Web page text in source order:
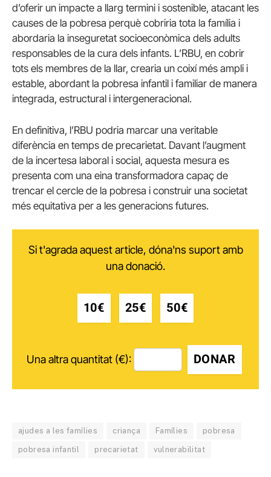
d’oferir un impacte a llarg termini i sostenible, atacant les
causes de la pobresa perquè cobriria tota la família i
abordaria la inseguretat socioeconòmica dels adults
responsables de la cura dels infants. L’RBU, en cobrir
tots els membres de la llar, crearia un coixí més ampli i
estable, abordant la pobresa infantil i familiar de manera
integrada, estructural i intergeneracional.
En definitiva, l’RBU podria marcar una veritable
diferència en temps de precarietat. Davant l’augment
de la incertesa laboral i social, aquesta mesura es
presenta com una eina transformadora capaç de
trencar el cercle de la pobresa i construir una societat
més equitativa per a les generacions futures.
Si t'agrada aquest article, dóna'ns suport amb
una donació.
10€ 25€ 50€
Una altra quantitat (€): DONAR
ajudes a les famílies criança Famílies pobresa
pobresa infantil precarietat vulnerabilitat